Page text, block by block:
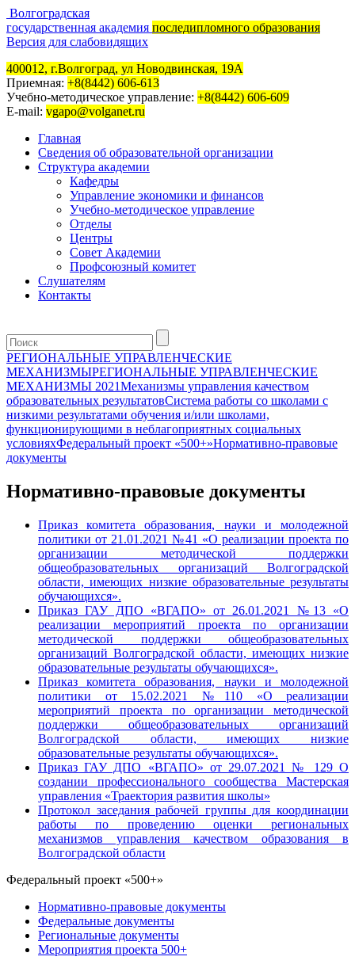
Волгоградская
государственная академия последипломного образования
Версия для слабовидящих
400012, г.Волгоград, ул Новодвинская, 19А
Приемная: +8(8442) 606-613
Учебно-методическое управление: +8(8442) 606-609
E-mail: vgapo@volganet.ru
Главная
Сведения об образовательной организации
Структура академии
Кафедры
Управление экономики и финансов
Учебно-методическое управление
Отделы
Центры
Совет Академии
Профсоюзный комитет
Слушателям
Контакты
РЕГИОНАЛЬНЫЕ УПРАВЛЕНЧЕСКИЕ
МЕХАНИЗМЫРЕГИОНАЛЬНЫЕ УПРАВЛЕНЧЕСКИЕ
МЕХАНИЗМЫ 2021Механизмы управления качеством
образовательных результатовСистема работы со школами с
низкими результатами обучения и/или школами,
функционирующими в неблагоприятных социальных
условияхФедеральный проект «500+»Нормативно-правовые
документы
Нормативно-правовые документы
Приказ комитета образования, науки и молодежной
политики от 21.01.2021 №41 «О реализации проекта по
организации методической поддержки
общеобразовательных организаций Волгоградской
области, имеющих низкие образовательные результаты
обучающихся».
Приказ ГАУ ДПО «ВГАПО» от 26.01.2021 №13 «О
реализации мероприятий проекта по организации
методической поддержки общеобразовательных
организаций Волгоградской области, имеющих низкие
образовательные результаты обучающихся».
Приказ комитета образования, науки и молодежной
политики от 15.02.2021 №110 «О реализации
мероприятий проекта по организации методической
поддержки общеобразовательных организаций
Волгоградской области, имеющих низкие
образовательные результаты обучающихся».
Приказ ГАУ ДПО «ВГАПО» от 29.07.2021 № 129 О
создании профессионального сообщества Мастерская
управления «Траектория развития школы»
Протокол заседания рабочей группы для координации
работы по проведению оценки региональных
механизмов управления качеством образования в
Волгоградской области
Федеральный проект «500+»
Нормативно-правовые документы
Федеральные документы
Региональные документы
Мероприятия проекта 500+